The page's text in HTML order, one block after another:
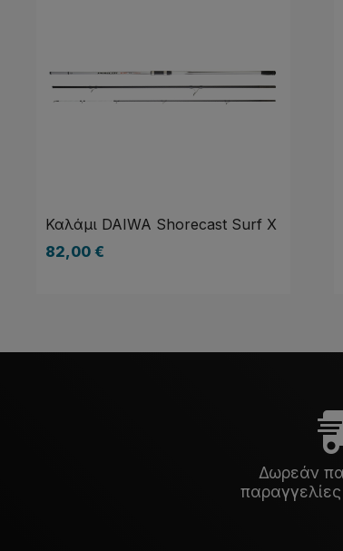
Καλάμι DAIWA Shorecast Surf X
82,00 €
Δωρεάν